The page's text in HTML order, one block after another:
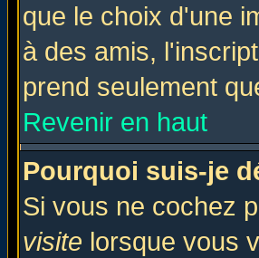
que le choix d'une
à des amis,
prend seulement
Revenir en haut
Pourquoi suis-je
Si vous ne cochez
visite lorsque vous